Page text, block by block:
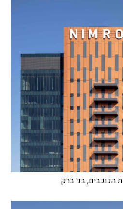
הכוכבים, בני ברק